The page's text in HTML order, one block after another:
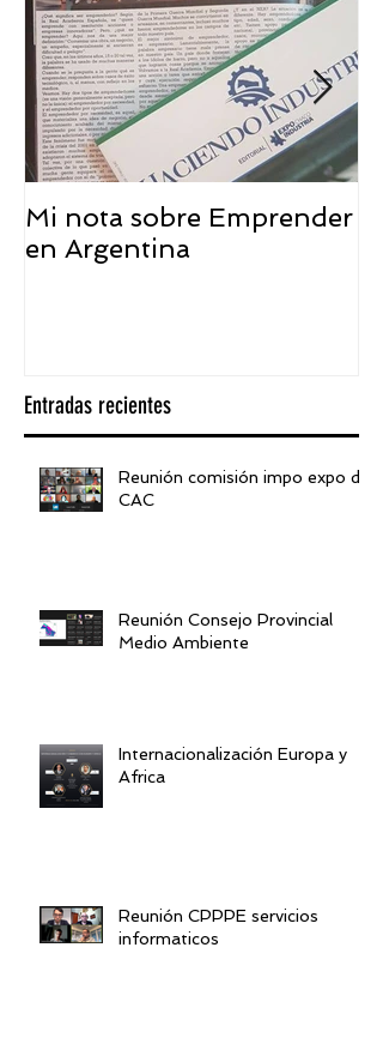
Mi nota sobre Emprender
en Argentina
Entradas recientes
Reunión comisión impo expo de
CAC
Reunión Consejo Provincial
Medio Ambiente
Internacionalización Europa y
Africa
Reunión CPPPE servicios
informaticos